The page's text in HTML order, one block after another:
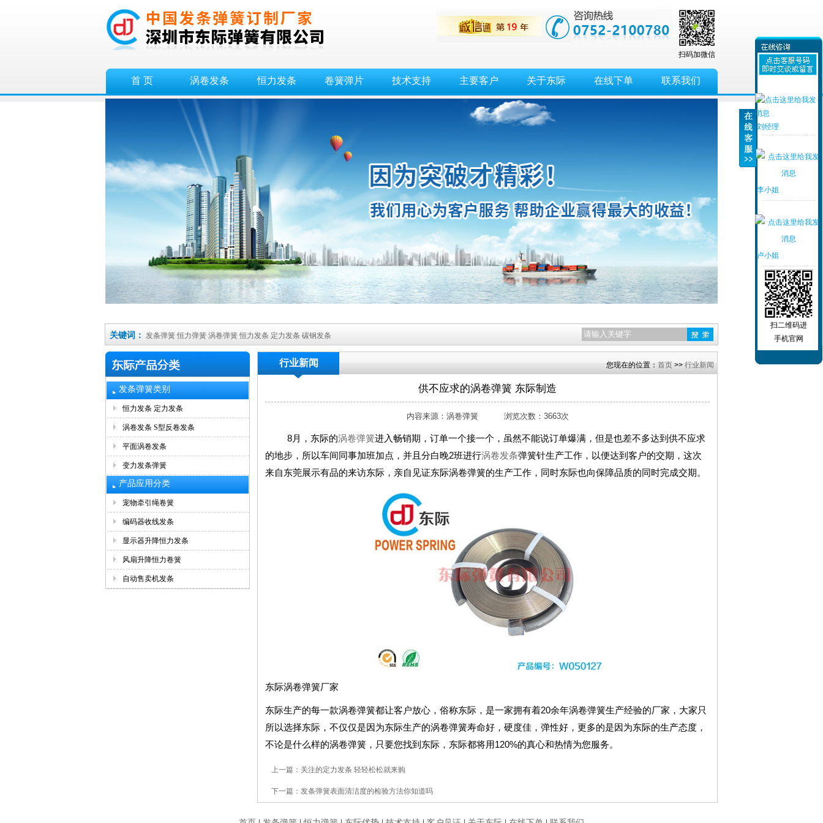
扫码加微信
首 页 涡卷发条 恒力发条 卷簧弹片 技术支持 主要客户 关于东际 在线下单 联系我们
关键词： 发条弹簧 恒力弹簧 涡卷弹簧 恒力发条 定力发条 碳钢发条
发条弹簧类别
恒力发条 定力发条
涡卷发条 S型反卷发条
平面涡卷发条
变力发条弹簧
产品应用分类
宠物牵引绳卷簧
编码器收线发条
显示器升降恒力发条
风扇升降恒力卷簧
自动售卖机发条
您现在的位置： 首页 >> 行业新闻
行业新闻
供不应求的涡卷弹簧 东际制造
内容来源：涡卷弹簧 浏览次数：3663次
8月，东际的涡卷弹簧进入畅销期，订单一个接一个，虽然不能说订单爆满，但是也差不多达到供不应求
的地步，所以车间同事加班加点，并且分白晚2班进行涡卷发条弹簧针生产工作，以便达到客户的交期，这次
来自东莞展示有品的来访东际，亲自见证东际涡卷弹簧的生产工作，同时东际也向保障品质的同时完成交期。
东际涡卷弹簧厂家
东际生产的每一款涡卷弹簧都让客户放心，俗称东际，是一家拥有着20余年涡卷弹簧生产经验的厂家，大家只
所以选择东际，不仅仅是因为东际生产的涡卷弹簧寿命好，硬度佳，弹性好，更多的是因为东际的生产态度，
不论是什么样的涡卷弹簧，只要您找到东际，东际都将用120%的真心和热情为您服务。
上一篇： 关注的定力发条 轻轻松松就来购
下一篇： 发条弹簧表面清洁度的检验方法你知道吗
刘经理
李小姐
卢小姐
扫二维码进
手机官网